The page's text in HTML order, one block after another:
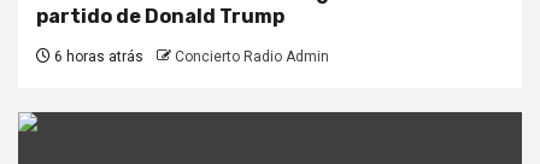
partido de Donald Trump
6 horas atrás Concierto Radio Admin